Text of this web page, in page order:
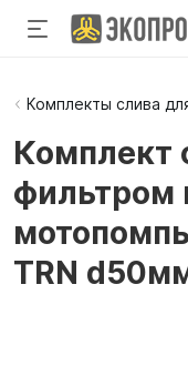
Комплекты слива
Комплект
фильтром
TRN